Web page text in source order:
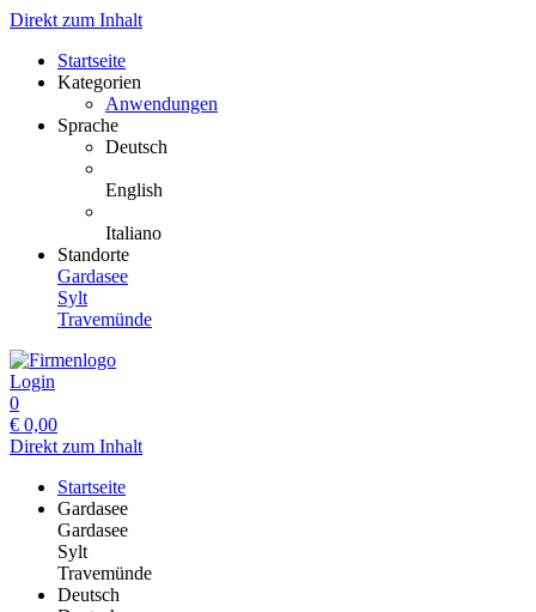
Direkt zum Inhalt
Startseite
Kategorien
Anwendungen
Sprache
Deutsch
English
Italiano
Standorte
Gardasee
Sylt
Travemünde
Login
0
€ 0,00
Direkt zum Inhalt
Startseite
Gardasee
Gardasee
Sylt
Travemünde
Deutsch